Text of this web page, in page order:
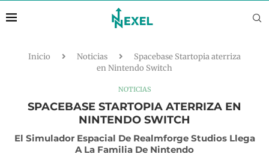
Inicio Noticias
Spacebase Startopia aterriza
en Nintendo Switch
NOTICIAS
SPACEBASE STARTOPIA ATERRIZA EN
NINTENDO SWITCH
El Simulador Espacial De Realmforge Studios Llega
A La Familia De Nintendo